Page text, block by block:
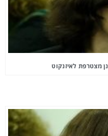
מצטרפת לאיזנקוט